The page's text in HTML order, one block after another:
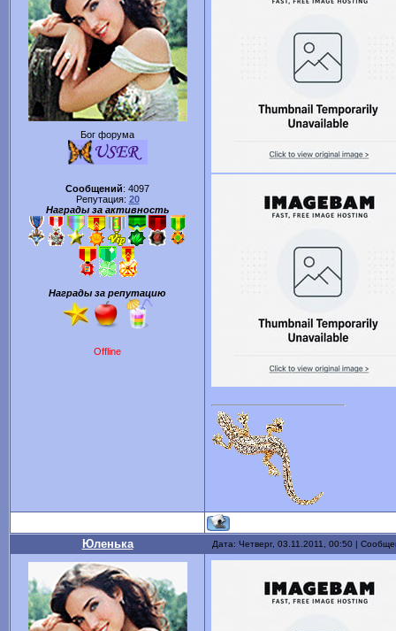
Бог форума
Сообщений: 4097
Репутация: 20
Награды за активность
Награды за репутацию
Offline
Юленька Дата: Четверг, 03.11.2011, 00:50 |